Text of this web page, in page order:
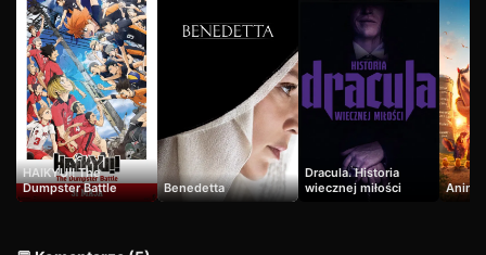
HAIKYU!! The
Dumpster Battle
Benedetta
Dracula. Historia
wiecznej miłości